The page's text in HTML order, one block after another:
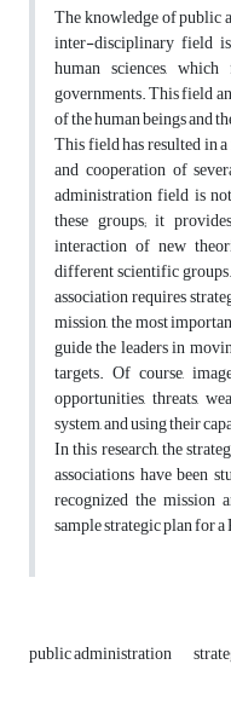
The knowledge of public
inter-disciplinary field
human sciences,
governments. This field
of the human beings and
This field has resulted in
and cooperation of
administration field is
these groups; it
interaction of new
different scientific
association requires
mission, the most
guide the leaders in
targets. Of course,
opportunities, threats,
system, and using their
In this research, the
associations have been
recognized the mission
sample strategic plan for
public administration